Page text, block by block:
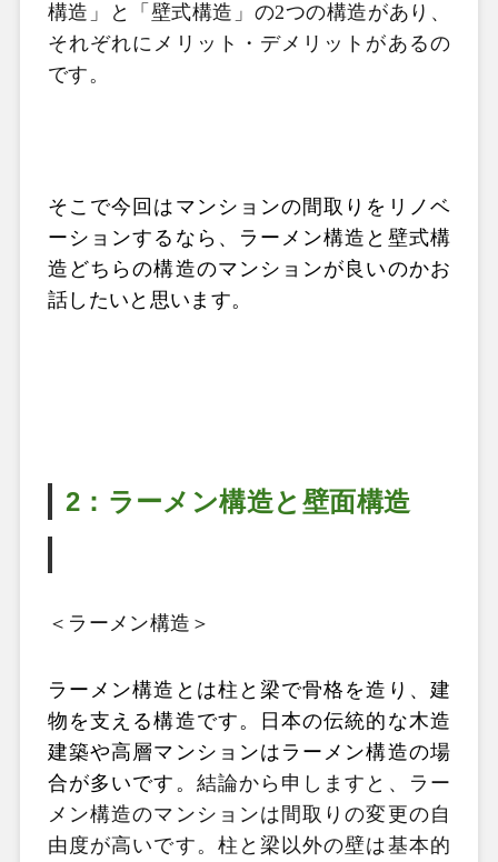
構造」と「壁式構造」の2つの構造があり、
それぞれにメリット・デメリットがあるの
です。
そこで今回はマンションの間取りをリノベ
ーションするなら、ラーメン構造と壁式構
造どちらの構造のマンションが良いのかお
話したいと思います。
2：ラーメン構造と壁面構造
＜ラーメン構造＞
ラーメン構造とは柱と梁で骨格を造り、建
物を支える構造です。日本の伝統的な木造
建築や高層マンションはラーメン構造の場
合が多いです。 結論から申しますと、ラー
メン構造のマンションは間取りの変更の自
由度が高いです。柱と梁以外の壁は基本的